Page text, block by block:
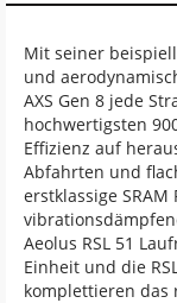
Mit seiner
und
AXS Gen 8 jede
hochwertigsten
Effizienz auf
Abfahrten und
erstklassige SRAM
Aeolus RSL 51
Einheit und die
komplettieren das